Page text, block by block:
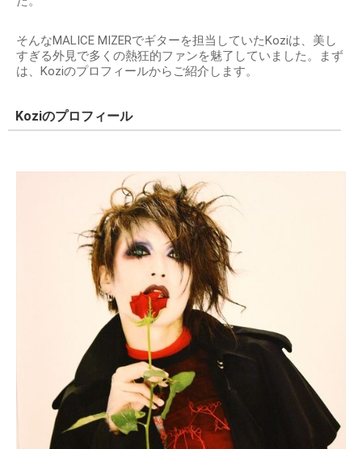
そんなMALICE MIZERでギターを担当していたKoziは、美し
すぎる外見で多くの熱狂的ファンを魅了していました。まず
は、Koziのプロフィールからご紹介します。
Koziのプロフィール